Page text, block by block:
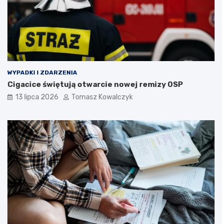
WYPADKI I ZDARZENIA
Cigacice świętują otwarcie nowej remizy OSP
13 lipca 2026 Tomasz Kowalczyk